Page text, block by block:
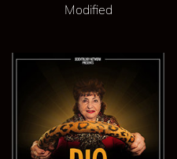
Modified